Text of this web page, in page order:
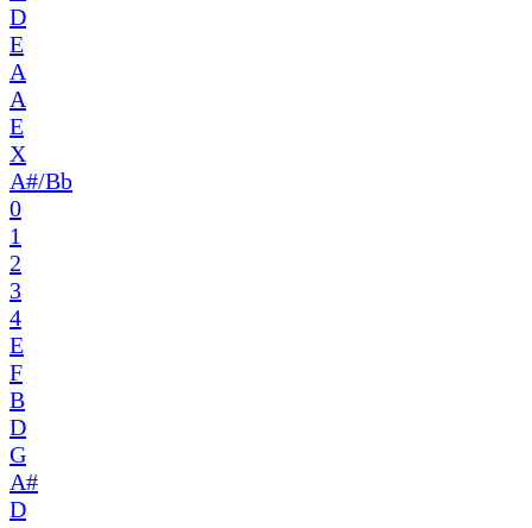
D
E
A
A
E
X
A#/Bb
0
1
2
3
4
E
F
B
D
G
A#
D